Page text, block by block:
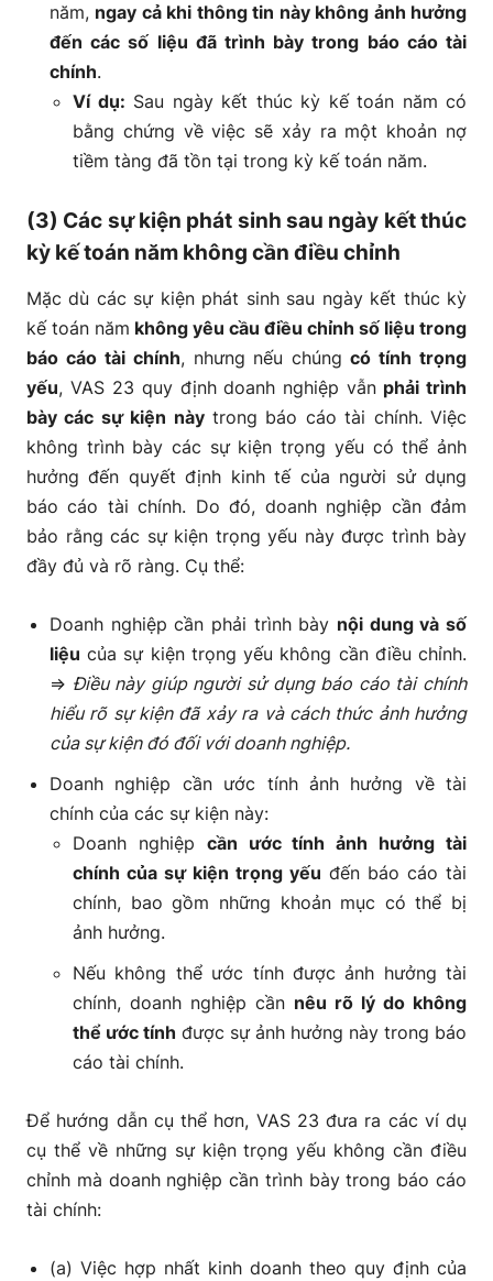
năm, ngay cả khi thông tin này không ảnh hưởng
đến các số liệu đã trình bày trong báo cáo tài
chính.
Ví dụ: Sau ngày kết thúc kỳ kế toán năm có
bằng chứng về việc sẽ xảy ra một khoản nợ
tiềm tàng đã tồn tại trong kỳ kế toán năm.
(3) Các sự kiện phát sinh sau ngày kết thúc
kỳ kế toán năm không cần điều chỉnh
Mặc dù các sự kiện phát sinh sau ngày kết thúc kỳ
kế toán năm không yêu cầu điều chỉnh số liệu trong
báo cáo tài chính, nhưng nếu chúng có tính trọng
yếu, VAS 23 quy định doanh nghiệp vẫn phải trình
bày các sự kiện nàytrong báo cáo tài chính. Việc
không trình bày các sự kiện trọng yếu có thể ảnh
hưởng đến quyết định kinh tế của người sử dụng
báo cáo tài chính. Do đó, doanh nghiệp cần đảm
bảo rằng các sự kiện trọng yếu này được trình bày
đầy đủ và rõ ràng. Cụ thể:
Doanh nghiệp cần phải trình bày nội dung và số
liệu của sự kiện trọng yếu không cần điều chỉnh.
=> Điều này giúp người sử dụng báo cáo tài chính
hiểu rõ sự kiện đã xảy ra và cách thức ảnh hưởng
của sự kiện đó đối với doanh nghiệp.
Doanh nghiệp cần ước tính ảnh hưởng về tài
chính của các sự kiện này:
Doanh nghiệp cần ước tính ảnh hưởng tài
chính của sự kiện trọng yếu đến báo cáo tài
chính, bao gồm những khoản mục có thể bị
ảnh hưởng.
Nếu không thể ước tính được ảnh hưởng tài
chính, doanh nghiệp cần nêu rõ lý do không
thể ước tính được sự ảnh hưởng này trong báo
cáo tài chính.
Để hướng dẫn cụ thể hơn, VAS 23 đưa ra các ví dụ
cụ thể về những sự kiện trọng yếu không cần điều
chỉnh mà doanh nghiệp cần trình bày trong báo cáo
tài chính:
(a) Việc hợp nhất kinh doanh theo quy định của